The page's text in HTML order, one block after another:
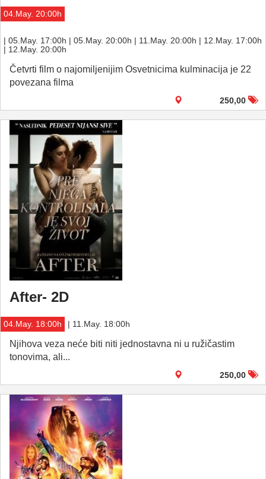
04.May. 20:00h
| 05.May. 17:00h | 05.May. 20:00h | 11.May. 20:00h | 12.May. 17:00h
| 12.May. 20:00h
Četvrti film o najomiljenijim Osvetnicima kulminacija je 22
povezana filma
250,00
After- 2D
04.May. 18:00h | 11.May. 18:00h
Njihova veza neće biti niti jednostavna ni u ružičastim
tonovima, ali...
250,00